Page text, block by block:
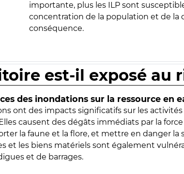
importante, plus les ILP sont
concentration de la population et de la
conséquence.
est-il exposé au
des inondations sur la ressource en
ont des impacts significatifs sur les
causent des dégâts immédiats par la
la faune et la flore, et mettre en danger la
et les biens matériels sont également
et de barrages.